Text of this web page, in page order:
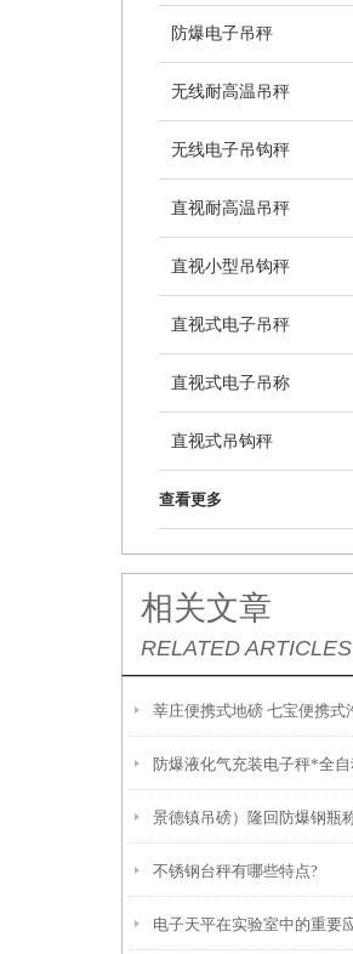
防爆电子吊秤
无线耐高温吊秤
无线电子吊钩秤
直视耐高温吊秤
直视小型吊钩秤
直视式电子吊秤
直视式电子吊称
直视式吊钩秤
查看更多
相关文章
RELATED ARTICLES
不锈钢台秤有哪些特点?